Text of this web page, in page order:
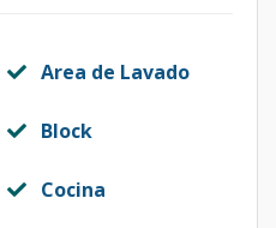
Area de Lavado
Block
Cocina